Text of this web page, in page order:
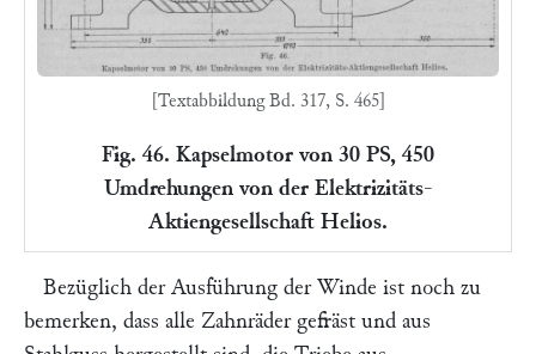
[Textabbildung Bd. 317, S. 465]
Fig. 46. Kapselmotor von 30 PS, 450
Umdrehungen von der Elektrizitäts-
Aktiengesellschaft Helios.
Bezüglich der Ausführung der Winde ist noch zu
bemerken, dass alle Zahnräder gefräst und aus